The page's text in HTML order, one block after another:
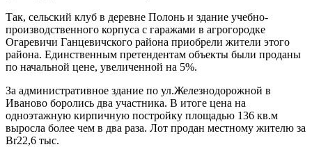
Так, сельский клуб в деревне Полонь и здание учебно-
производственного корпуса с гаражами в агрогородке
Огаревичи Ганцевичского района приобрели жители этого
района. Единственным претендентам объекты были проданы
по начальной цене, увеличенной на 5%.
За административное здание по ул.Железнодорожной в
Иваново боролись два участника. В итоге цена на
одноэтажную кирпичную постройку площадью 136 кв.м
выросла более чем в два раза. Лот продан местному жителю за
Br22,6 тыс.